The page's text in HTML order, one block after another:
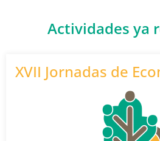
Actividades ya
XVII Jornadas de